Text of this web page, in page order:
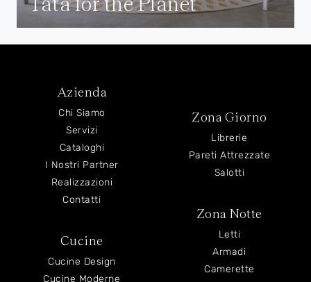
Azienda
Chi Siamo
Servizi
Cataloghi
I Nostri Partner
Realizzazioni
Contatti
Cucine
Cucine Design
Cucine Moderne
Zona Giorno
Librerie
Pareti Attrezzate
Salotti
Zona Notte
Letti
Armadi
Camerette